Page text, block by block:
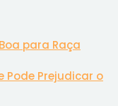
para Raça
Pode Prejudicar o